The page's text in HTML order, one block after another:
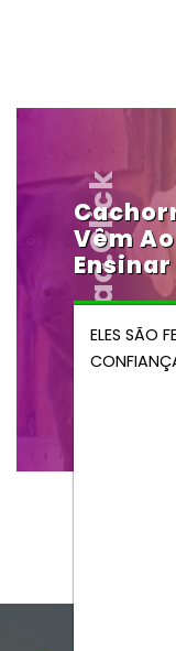
Vendocao.click
Vêm
ELES SÃO